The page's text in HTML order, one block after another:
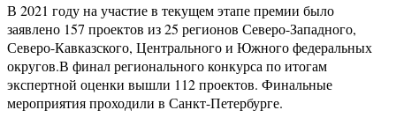
В 2021 году на участие в текущем этапе премии было
заявлено 157 проектов из 25 регионов Северо-Западного,
Северо-Кавказского, Центрального и Южного федеральных
округов.В финал регионального конкурса по итогам
экспертной оценки вышли 112 проектов. Финальные
мероприятия проходили в Санкт-Петербурге.